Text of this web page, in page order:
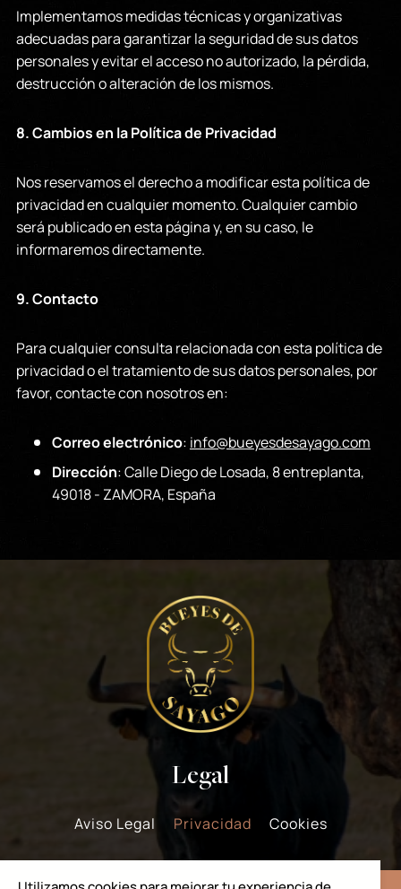
Implementamos medidas técnicas y organizativas
adecuadas para garantizar la seguridad de sus datos
personales y evitar el acceso no autorizado, la pérdida,
destrucción o alteración de los mismos.
8. Cambios en la Política de Privacidad
Nos reservamos el derecho a modificar esta política de
privacidad en cualquier momento. Cualquier cambio
será publicado en esta página y, en su caso, le
informaremos directamente.
9. Contacto
Para cualquier consulta relacionada con esta política de
privacidad o el tratamiento de sus datos personales, por
favor, contacte con nosotros en:
Correo electrónico: info@bueyesdesayago.com
Dirección: Calle Diego de Losada, 8 entreplanta,
49018 - ZAMORA, España
Legal
Aviso Legal Privacidad Cookies